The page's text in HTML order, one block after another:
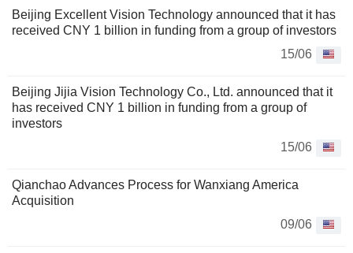
Beijing Excellent Vision Technology announced that it has
received CNY 1 billion in funding from a group of investors
15/06
Beijing Jijia Vision Technology Co., Ltd. announced that it
has received CNY 1 billion in funding from a group of
investors
15/06
Qianchao Advances Process for Wanxiang America
Acquisition
09/06